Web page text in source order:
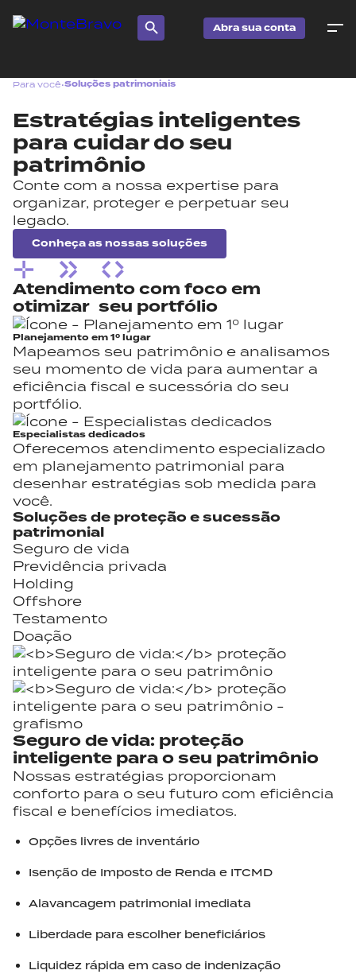
Abra sua conta
Para você•Soluções patrimoniais
Estratégias inteligentes
para cuidardo seu
patrimônio
Conte com a nossa expertise para
organizar, proteger e perpetuar seu
legado.
Conheça as nossas soluções
Atendimento com foco em
otimizar seu portfólio
Planejamento em 1º lugar
Mapeamos seu patrimônio e analisamos
seu momento de vida para aumentar a
eficiência fiscal e sucessória do seu
portfólio.
Especialistas dedicados
Oferecemos atendimento especializado
em planejamento patrimonial para
desenhar estratégias sob medida para
você.
Soluções de proteçãoesucessão
patrimonial
Seguro de vida
Previdência privada
Holding
Offshore
Testamento
Doação
Seguro de vida: proteção
inteligente para o seu patrimônio
Nossas estratégias proporcionam
conforto para o seu futuro com eficiência
fiscal e benefícios imediatos.
Opções livres de inventário
Isenção de Imposto de Renda e ITCMD
Alavancagem patrimonial imediata
Liberdade para escolher beneficiários
Liquidez rápida em caso de indenização